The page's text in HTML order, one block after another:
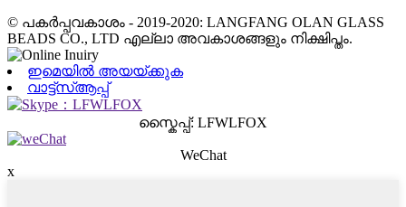
© പകർപ്പവകാശം - 2019-2020: LANGFANG OLAN GLASS
BEADS CO., LTD എല്ലാ അവകാശങ്ങളും നിക്ഷിപ്തം.
ഇമെയിൽ അയയ്ക്കുക
വാട്ട്‌സ്ആപ്പ്
സ്കൈപ്പ്: LFWLFOX
WeChat
x